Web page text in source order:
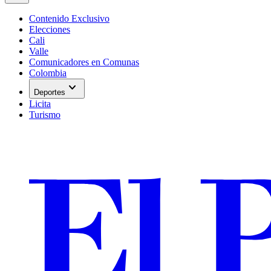
Contenido Exclusivo
Elecciones
Cali
Valle
Comunicadores en Comunas
Colombia
Deportes expand_more
Licita
Turismo